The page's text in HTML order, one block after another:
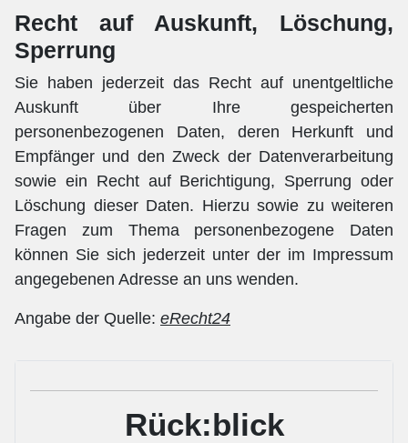
Recht auf Auskunft, Löschung,
Sperrung
Sie haben jederzeit das Recht auf unentgeltliche
Auskunft über Ihre gespeicherten
personenbezogenen Daten, deren Herkunft und
Empfänger und den Zweck der Datenverarbeitung
sowie ein Recht auf Berichtigung, Sperrung oder
Löschung dieser Daten. Hierzu sowie zu weiteren
Fragen zum Thema personenbezogene Daten
können Sie sich jederzeit unter der im Impressum
angegebenen Adresse an uns wenden.
Angabe der Quelle: eRecht24
Rück:blick